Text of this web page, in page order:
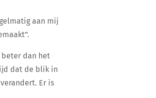
aan mij
beter dan het
dat de blik in
Er is